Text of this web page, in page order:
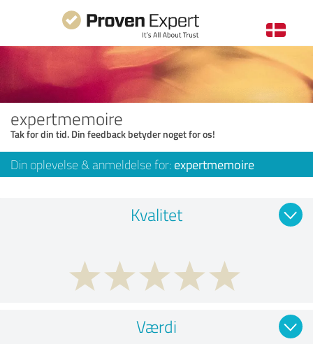
expertmemoire
Tak for din tid. Din feedback betyder noget for os!
Din oplevelse & anmeldelse for: expertmemoire
Kvalitet
Værdi